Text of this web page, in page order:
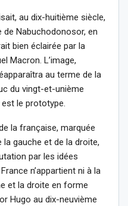
au dix-huitième siècle,
de Nabuchodonosor, en
bien éclairée par la
Macron. L’image,
au terme de la
du vingt-et-unième
le prototype.
la française, marquée
gauche et de la droite,
par les idées
n’appartient ni à la
et la droite en forme
Hugo au dix-neuvième